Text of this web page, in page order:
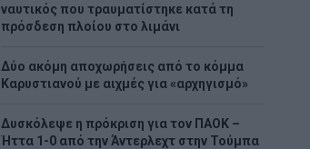
ναυτικός που τραυματίστηκε κατά τη
πρόσδεση πλοίου στο λιμάνι
Δύο ακόμη αποχωρήσεις από το κόμμα
Καρυστιανού με αιχμές για «αρχηγισμό»
Δυσκόλεψε η πρόκριση για τον ΠΑΟΚ –
Ήττα 1-0 από την Άντερλεχτ στην Τούμπα